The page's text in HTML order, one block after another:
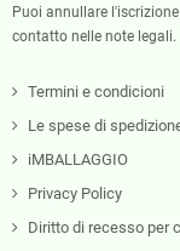
Puoi annullare
contatto nelle note legali.
Termini e condicioni
Le spese di
iMBALLAGGIO
Privacy Policy
Diritto di recesso per